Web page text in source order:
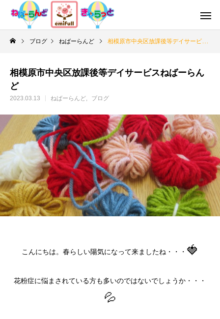
ブログ ねばーらんど 相模原市中央区放課後等デイサービスねばーらんど
相模原市中央区放課後等デイサービスねばーらん
ど
2023.03.13 ねばーらんど ブログ
こんにちは。春らしい陽気になって来ましたね・・・ 🍓
花粉症に悩まされている方も多いのではないでしょうか・・・
💦